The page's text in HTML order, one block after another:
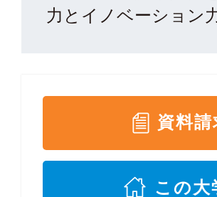
力とイノベーション
資料
この大